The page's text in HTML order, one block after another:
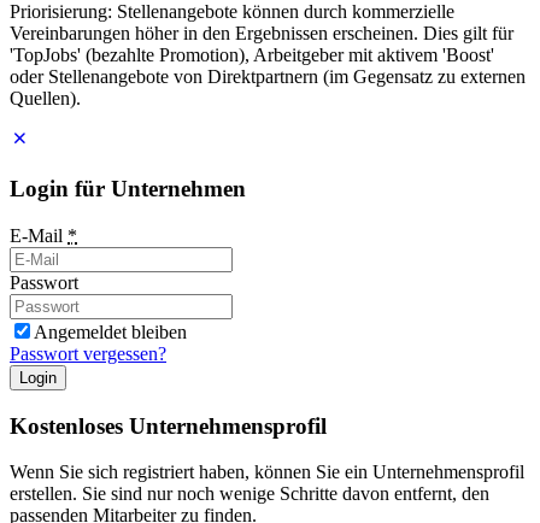
Priorisierung: Stellenangebote können durch kommerzielle
Vereinbarungen höher in den Ergebnissen erscheinen. Dies gilt für
'TopJobs' (bezahlte Promotion), Arbeitgeber mit aktivem 'Boost'
oder Stellenangebote von Direktpartnern (im Gegensatz zu externen
Quellen).
Login für Unternehmen
E-Mail *
Passwort
Angemeldet bleiben
Passwort vergessen?
Login
Kostenloses Unternehmensprofil
Wenn Sie sich registriert haben, können Sie ein Unternehmensprofil
erstellen. Sie sind nur noch wenige Schritte davon entfernt, den
passenden Mitarbeiter zu finden.